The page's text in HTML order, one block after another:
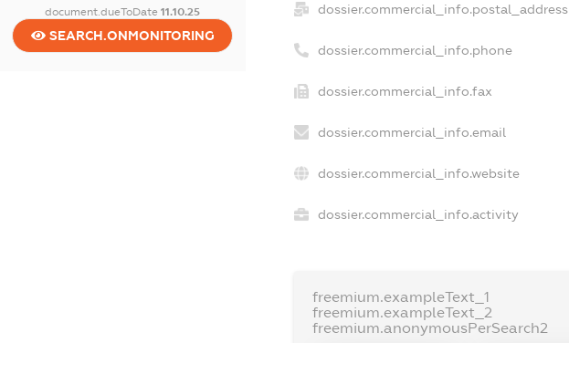
document.dueToDate11.10.25
SEARCH.ONMONITORING
dossier.commercial_info.postal_address
dossier.commercial_info.phone
dossier.commercial_info.fax
dossier.commercial_info.email
dossier.commercial_info.website
dossier.commercial_info.activity
freemium.exampleText_1
freemium.exampleText_2
freemium.anonymousPerSearch2